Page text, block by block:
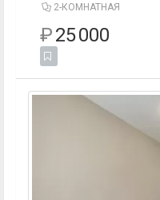
2-КОМНАТНАЯ
₽25 000